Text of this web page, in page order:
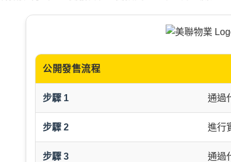
公開發售流程
步驟 1 通過
步驟 2 進行
步驟 3 通過